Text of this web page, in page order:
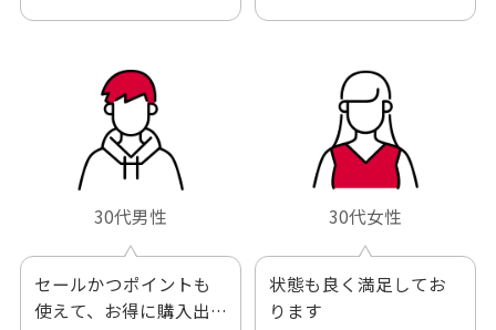
30代男性
セールかつポイントも
使えて、お得に購入出
30代女性
状態も良く満足してお
ります